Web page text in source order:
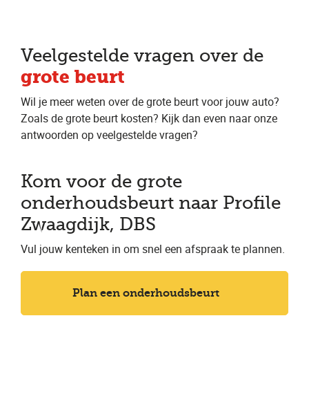
Veelgestelde vragen over de
grote beurt
Wil je meer weten over de grote beurt voor jouw auto?
Zoals de grote beurt kosten? Kijk dan even naar onze
antwoorden op veelgestelde vragen?
Kom voor de grote
onderhoudsbeurt naar Profile
Zwaagdijk, DBS
Vul jouw kenteken in om snel een afspraak te plannen.
Plan een onderhoudsbeurt